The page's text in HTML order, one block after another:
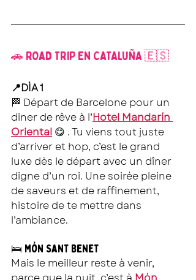
🚗 ROAD TRIP EN CATALUÑA 🇪🇸
📍DÌA 1
🏁 Départ de Barcelone pour un
diner de rêve à l’Hotel Mandarín
Oriental 😋 . Tu viens tout juste
d’arriver et hop, c’est le grand
luxe dès le départ avec un dîner
digne d’un roi. Une soirée pleine
de saveurs et de raffinement,
histoire de te mettre dans
l’ambiance.
🛌 Món Sant Benet
Mais le meilleur reste à venir,